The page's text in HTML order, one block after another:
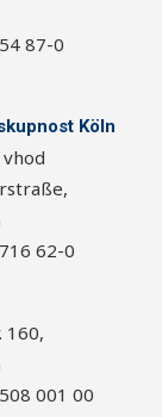
87-0
Köln
62-0
160,
001 00